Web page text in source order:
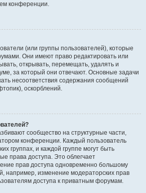
конференции.
(или группы пользователей), которые
Они имеют право редактировать или
открывать, перемещать, удалять и
за который они отвечают. Основные задачи
несоответствия содержания сообщений
оскорблений.
сообщество на структурные части,
конференции. Каждый пользователь
группах, и каждой группе могут быть
права доступа. Это облегчает
прав доступа одновременно большому
например, изменение модераторских прав
доступа к приватным форумам.